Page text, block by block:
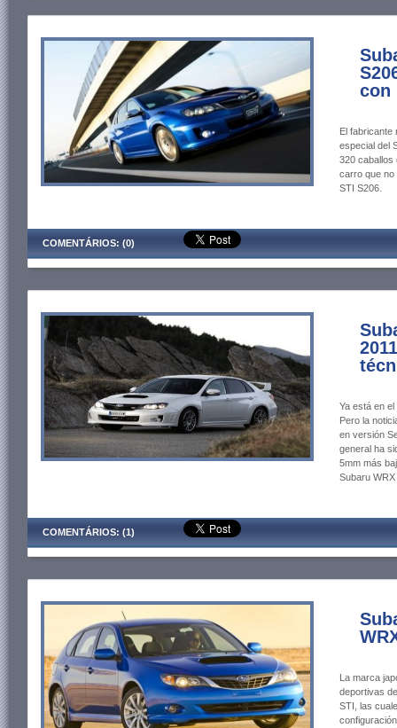
con
El fabricante
especial del
320 caballos
carro que no
STI S206.
COMENTÁRIOS: (0)
Ya está en
Pero la
en versión
general ha
5mm más
Subaru
COMENTÁRIOS: (1)
La marca
deportivas
STI, las